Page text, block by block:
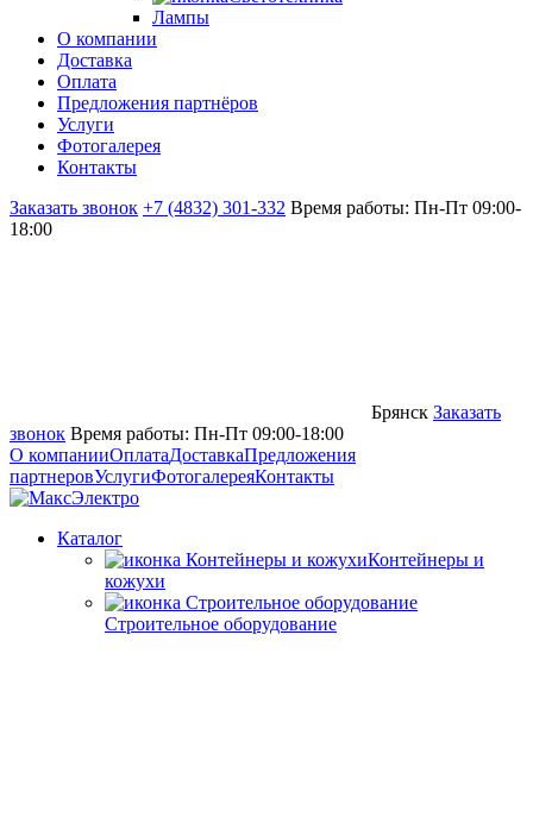
Лампы
О компании
Доставка
Оплата
Предложения партнёров
Услуги
Фотогалерея
Контакты
Заказать звонок +7 (4832) 301-332 Время работы: Пн-Пт 09:00-
18:00
Брянск Заказать
звонок Время работы: Пн-Пт 09:00-18:00
О компанииОплатаДоставкаПредложения
партнеровУслугиФотогалереяКонтакты
Каталог
Контейнеры и
кожухи
Строительное оборудование